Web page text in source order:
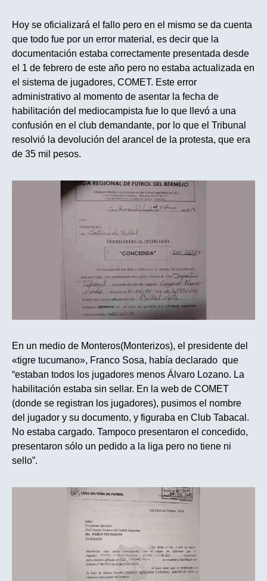
Hoy se oficializará el fallo pero en el mismo se da cuenta
que todo fue por un error material, es decir que la
documentación estaba correctamente presentada desde
el 1 de febrero de este año pero no estaba actualizada en
el sistema de jugadores, COMET. Este error
administrativo al momento de asentar la fecha de
habilitación del mediocampista fue lo que llevó a una
confusión en el club demandante, por lo que el Tribunal
resolvió la devolución del arancel de la protesta, que era
de 35 mil pesos.
En un medio de Monteros(Monterizos), el presidente del
«tigre tucumano», Franco Sosa, había declarado que
“estaban todos los jugadores menos Álvaro Lozano. La
habilitación estaba sin sellar. En la web de COMET
(donde se registran los jugadores), pusimos el nombre
del jugador y su documento, y figuraba en Club Tabacal.
No estaba cargado. Tampoco presentaron el concedido,
presentaron sólo un pedido a la liga pero no tiene ni
sello”.